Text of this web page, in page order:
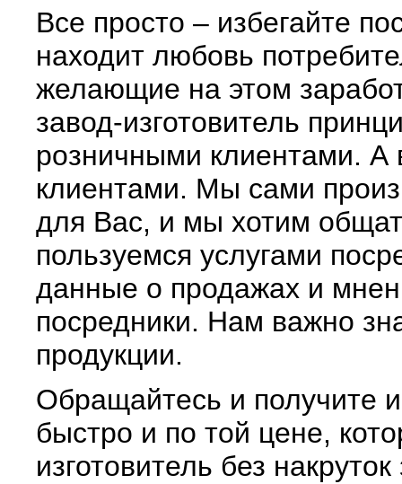
Все просто – избегайте
находит любовь
желающие на этом
завод-изготовитель
розничными клиентами.
клиентами. Мы сами
для Вас, и мы хотим
пользуемся услугами
данные о продажах и
посредники. Нам важно
продукции.
Обращайтесь и получите
быстро и по той цене,
изготовитель без